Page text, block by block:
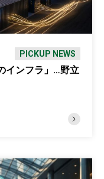
PICKUP NEWS
インフラ」…野立